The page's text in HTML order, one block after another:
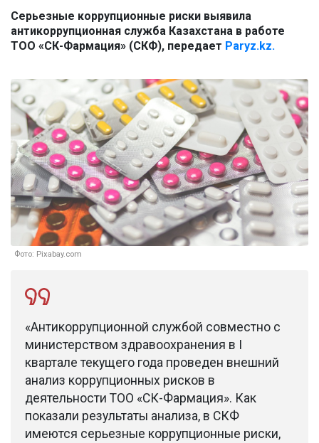
Серьезные коррупционные риски выявила
антикоррупционная служба Казахстана в работе
ТОО «СК-Фармация» (СКФ), передает Paryz.kz.
Фото: Pixabay.com
«Антикоррупционной службой совместно с
министерством здравоохранения в I
квартале текущего года проведен внешний
анализ коррупционных рисков в
деятельности ТОО «СК-Фармация». Как
показали результаты анализа, в СКФ
имеются серьезные коррупционные риски,